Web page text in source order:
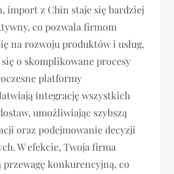
import z Chin staje się bardziej
co pozwala firmom
na rozwoju produktów i usług,
o skomplikowane procesy
platformy
integrację wszystkich
umożliwiając szybszą
oraz podejmowanie decyzji
W efekcie, Twoja firma
przewagę konkurencyjną, co